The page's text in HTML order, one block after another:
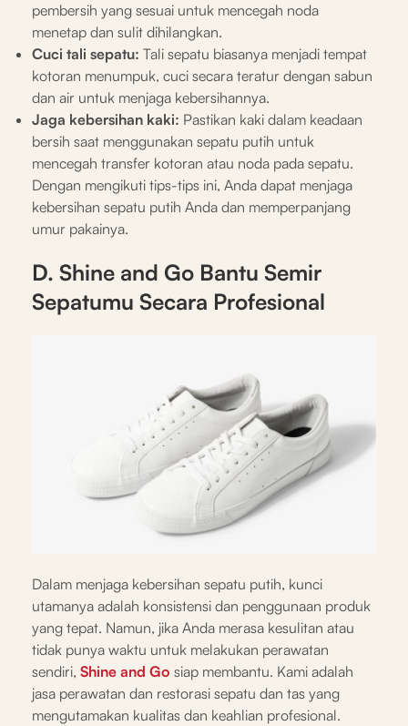
pembersih yang sesuai untuk mencegah noda
menetap dan sulit dihilangkan.
Cuci tali sepatu: Tali sepatu biasanya menjadi tempat
kotoran menumpuk, cuci secara teratur dengan sabun
dan air untuk menjaga kebersihannya.
Jaga kebersihan kaki: Pastikan kaki dalam keadaan
bersih saat menggunakan sepatu putih untuk
mencegah transfer kotoran atau noda pada sepatu.
Dengan mengikuti tips-tips ini, Anda dapat menjaga
kebersihan sepatu putih Anda dan memperpanjang
umur pakainya.
D. Shine and Go Bantu Semir
Sepatumu Secara Profesional
Dalam menjaga kebersihan sepatu putih, kunci
utamanya adalah konsistensi dan penggunaan produk
yang tepat. Namun, jika Anda merasa kesulitan atau
tidak punya waktu untuk melakukan perawatan
sendiri, Shine and Go siap membantu. Kami adalah
jasa perawatan dan restorasi sepatu dan tas yang
mengutamakan kualitas dan keahlian profesional.